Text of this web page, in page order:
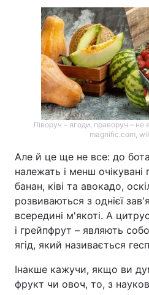
Ліворуч – ягоди, праворуч –
magnific.com,
Але й це ще не все: до
належать і менш очікувані
банан, ківі та авокадо,
розвиваються з однієї
всередині м'якоті. А
і грейпфрут – являють
ягід, який називається
Інакше кажучи, якщо ви
фрукт чи овоч, то, з